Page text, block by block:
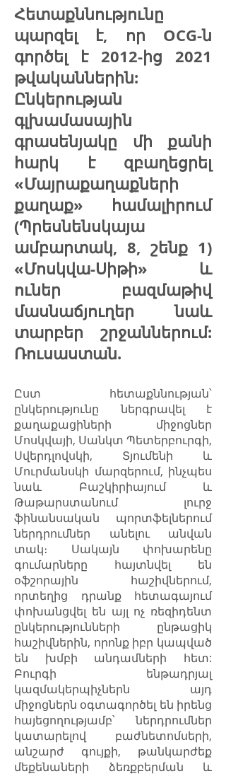
Հետաքննությունը
պարզել է, որ OCG-ն
գործել է 2012-ից 2021
թվականներին:
Ընկերության
գլխամասային
գրասենյակը մի քանի
հարկ է զբաղեցրել
«Մայրաքաղաքների
քաղաք» համալիրում
(Պրեսնենսկայա
ամբարտակ, 8, շենք 1)
«Մոսկվա-Սիթի» և
ուներ բազմաթիվ
մասնաճյուղեր նաև
տարբեր շրջաններում:
Ռուսաստան.
Ըստ հետաքննության՝
ընկերությունը ներգրավել է
քաղաքացիների միջոցներ
Մոսկվայի, Սանկտ Պետերբուրգի,
Սվերդլովսկի, Տյումենի և
Մուրմանսկի մարզերում, ինչպես
նաև Բաշկիրիայում և
Թաթարստանում լուրջ
ֆինանսական պորտֆելներում
ներդրումներ անելու անվան
տակ։ Սակայն փոխարենը
գումարները հայտնվել են
օֆշորային հաշիվներում,
որտեղից դրանք հետագայում
փոխանցվել են այլ ոչ ռեզիդենտ
ընկերությունների ընթացիկ
հաշիվներին, որոնք իբր կապված
են խմբի անդամների հետ:
Բուրգի ենթադրյալ
կազմակերպիչներն այդ
միջոցներն օգտագործել են իրենց
հայեցողությամբ՝ ներդրումներ
կատարելով բաժնետոմսերի,
անշարժ գույքի, թանկարժեք
մեքենաների ձեռքբերման և